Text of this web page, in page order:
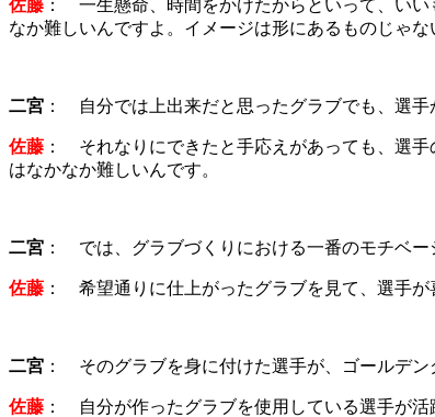
佐藤 ： 一生懸命、時間をかけたからといって、い
なか難しいんですよ。イメージは形にあるものじゃ
二宮 ： 自分では上出来だと思ったグラブでも、選手
佐藤 ： それなりにできたと手応えがあっても、選
はなかなか難しいんです。
二宮 ： では、グラブづくりにおける一番のモチベー
佐藤 ： 希望通りに仕上がったグラブを見て、選手が
二宮 ： そのグラブを身に付けた選手が、ゴールデン
佐藤 ： 自分が作ったグラブを使用している選手が